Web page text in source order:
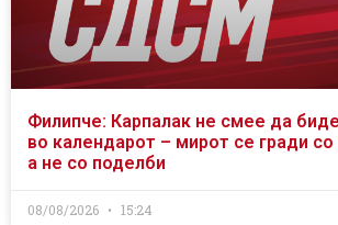
Филипче: Карпалак не смее да
во календарот – мирот се гради со
а не со поделби
08/08/2026 15:24